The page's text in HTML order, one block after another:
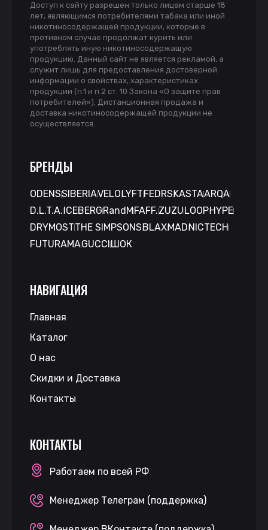
Доступ к сайту разрешен только лицам старше 18
лет, являющимся потребителями табака или иной
никотиносодержащей продукции, которые в
противном случае продолжат курить или
употреблять иную никотиносодержащую
продукцию. Данный сайт не является рекламой, а
служит лишь для предоставления достоверной
информации о свойствах, характеристиках
продукции (п.1 и п.2 ст. 10 Закона «О защите прав
потребителей»). Дистанционная продажа и
доставка никотиносодержащей продукции не
осуществляется.
БРЕНДЫ
ODENSSIBERIAVELO LYFT FEDRS KASTAARQA
D.L.T.A. ICEBERG RandM FAFF.ZUZU LOOPHYPE
DRYMOSTTHE SIMPSONS BLAXMAD NICTECH
FUTURAMAGUCCI ШОК
НАВИГАЦИЯ
Главная
Каталог
О нас
Скидки и Доставка
Контакты
КОНТАКТЫ
Работаем по всей РФ
Менеджер Телеграм (поддержка)